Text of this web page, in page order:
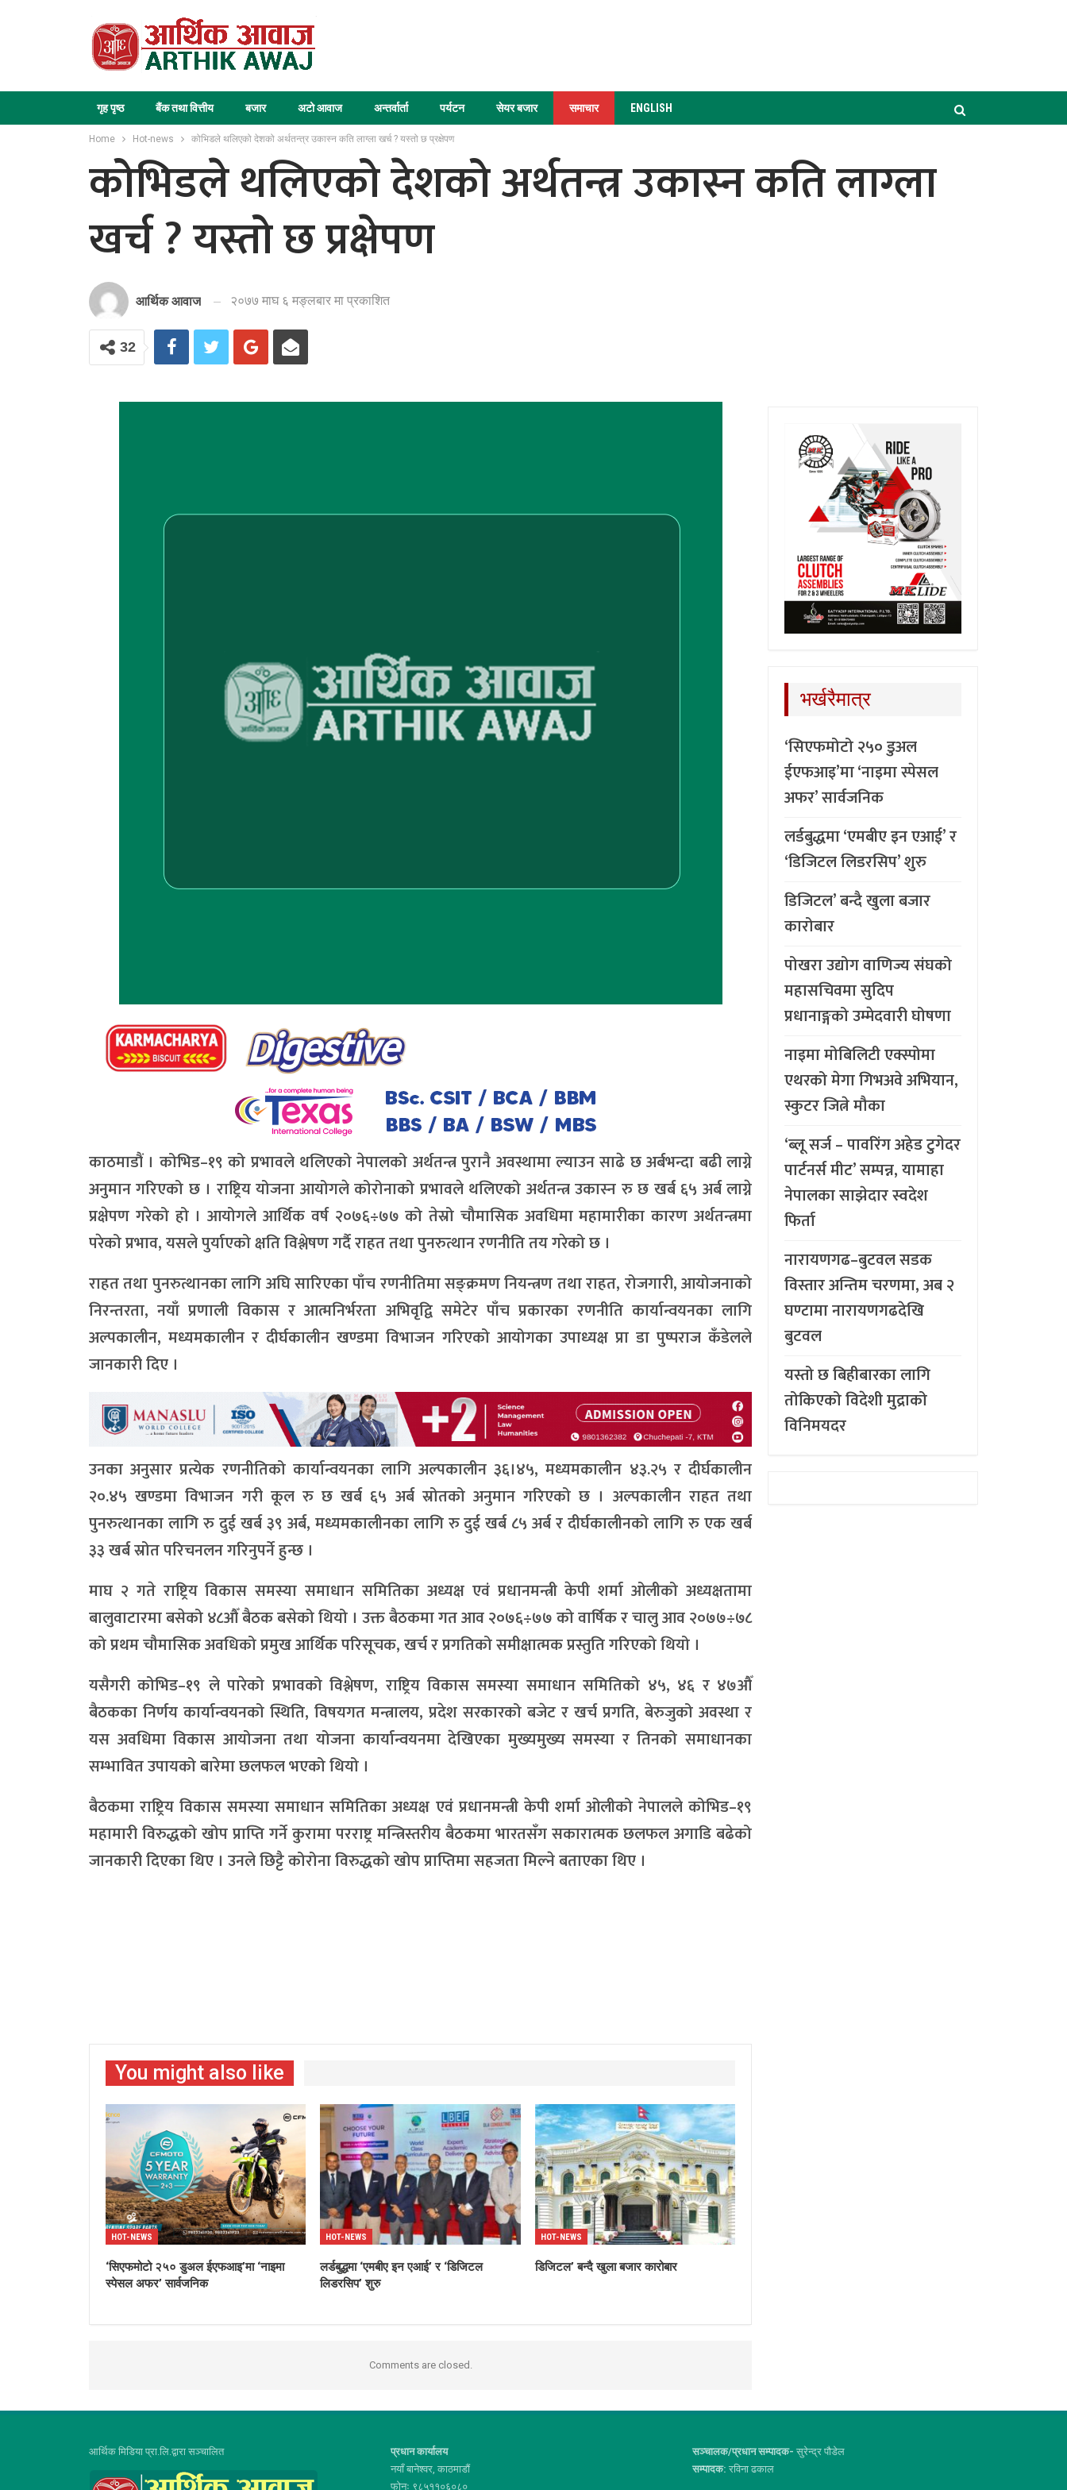
गृह पृष्ठ बैंक तथा वित्तीय बजार अटो आवाज अन्तर्वार्ता पर्यटन सेयर बजार समाचार ENGLISH
Home Hot-news कोभिडले थलिएको देशको अर्थतन्त्र उकास्न कति लाग्ला खर्च ? यस्तो छ प्रक्षेपण
कोभिडले थलिएको देशको अर्थतन्त्र उकास्न कति लाग्ला
खर्च ? यस्तो छ प्रक्षेपण
आर्थिक आवाज २०७७ माघ ६ मङ्लबार मा प्रकाशित
32
काठमाडौं । कोभिड–१९ को प्रभावले थलिएको नेपालको अर्थतन्त्र पुरानै अवस्थामा ल्याउन साढे छ अर्बभन्दा बढी लाग्ने
अनुमान गरिएको छ । राष्ट्रिय योजना आयोगले कोरोनाको प्रभावले थलिएको अर्थतन्त्र उकास्न रु छ खर्ब ६५ अर्ब लाग्ने
प्रक्षेपण गरेको हो । आयोगले आर्थिक वर्ष २०७६÷७७ को तेस्रो चौमासिक अवधिमा महामारीका कारण अर्थतन्त्रमा
परेको प्रभाव, यसले पुर्याएको क्षति विश्लेषण गर्दै राहत तथा पुनरुत्थान रणनीति तय गरेको छ ।
राहत तथा पुनरुत्थानका लागि अघि सारिएका पाँच रणनीतिमा सङ्क्रमण नियन्त्रण तथा राहत, रोजगारी, आयोजनाको
निरन्तरता, नयाँ प्रणाली विकास र आत्मनिर्भरता अभिवृद्वि समेटेर पाँच प्रकारका रणनीति कार्यान्वयनका लागि
अल्पकालीन, मध्यमकालीन र दीर्घकालीन खण्डमा विभाजन गरिएको आयोगका उपाध्यक्ष प्रा डा पुष्पराज कँडेलले
जानकारी दिए ।
उनका अनुसार प्रत्येक रणनीतिको कार्यान्वयनका लागि अल्पकालीन ३६।४५, मध्यमकालीन ४३.२५ र दीर्घकालीन
२०.४५ खण्डमा विभाजन गरी कूल रु छ खर्ब ६५ अर्ब स्रोतको अनुमान गरिएको छ । अल्पकालीन राहत तथा
पुनरुत्थानका लागि रु दुई खर्ब ३९ अर्ब, मध्यमकालीनका लागि रु दुई खर्ब ८५ अर्ब र दीर्घकालीनको लागि रु एक खर्ब
३३ खर्ब स्रोत परिचनलन गरिनुपर्ने हुन्छ ।
माघ २ गते राष्ट्रिय विकास समस्या समाधान समितिका अध्यक्ष एवं प्रधानमन्त्री केपी शर्मा ओलीको अध्यक्षतामा
बालुवाटारमा बसेको ४८औँ बैठक बसेको थियो । उक्त बैठकमा गत आव २०७६÷७७ को वार्षिक र चालु आव २०७७÷७८
को प्रथम चौमासिक अवधिको प्रमुख आर्थिक परिसूचक, खर्च र प्रगतिको समीक्षात्मक प्रस्तुति गरिएको थियो ।
यसैगरी कोभिड–१९ ले पारेको प्रभावको विश्लेषण, राष्ट्रिय विकास समस्या समाधान समितिको ४५, ४६ र ४७औँ
बैठकका निर्णय कार्यान्वयनको स्थिति, विषयगत मन्त्रालय, प्रदेश सरकारको बजेट र खर्च प्रगति, बेरुजुको अवस्था र
यस अवधिमा विकास आयोजना तथा योजना कार्यान्वयनमा देखिएका मुख्यमुख्य समस्या र तिनको समाधानका
सम्भावित उपायको बारेमा छलफल भएको थियो ।
बैठकमा राष्ट्रिय विकास समस्या समाधान समितिका अध्यक्ष एवं प्रधानमन्त्री केपी शर्मा ओलीको नेपालले कोभिड–१९
महामारी विरुद्धको खोप प्राप्ति गर्ने कुरामा परराष्ट्र मन्त्रिस्तरीय बैठकमा भारतसँग सकारात्मक छलफल अगाडि बढेको
जानकारी दिएका थिए । उनले छिट्टै कोरोना विरुद्धको खोप प्राप्तिमा सहजता मिल्ने बताएका थिए ।
You might also like
HOT-NEWS
‘सिएफमोटो २५० डुअल ईएफआइ’मा ‘नाइमा
स्पेसल अफर’ सार्वजनिक
HOT-NEWS
लर्डबुद्धमा ‘एमबीए इन एआई’ र ‘डिजिटल
लिडरसिप’ शुरु
HOT-NEWS
डिजिटल’ बन्दै खुला बजार कारोबार
Comments are closed.
भर्खरैमात्र
‘सिएफमोटो २५० डुअल
ईएफआइ’मा ‘नाइमा स्पेसल
अफर’ सार्वजनिक
लर्डबुद्धमा ‘एमबीए इन एआई’ र
‘डिजिटल लिडरसिप’ शुरु
डिजिटल’ बन्दै खुला बजार
कारोबार
पोखरा उद्योग वाणिज्य संघको
महासचिवमा सुदिप
प्रधानाङ्गको उम्मेदवारी घोषणा
नाइमा मोबिलिटी एक्स्पोमा
एथरको मेगा गिभअवे अभियान,
स्कुटर जित्ने मौका
‘ब्लू सर्ज – पावरिंग अहेड टुगेदर
पार्टनर्स मीट’ सम्पन्न, यामाहा
नेपालका साझेदार स्वदेश
फिर्ता
नारायणगढ–बुटवल सडक
विस्तार अन्तिम चरणमा, अब २
घण्टामा नारायणगढदेखि
बुटवल
यस्तो छ बिहीबारका लागि
तोकिएको विदेशी मुद्राको
विनिमयदर
आर्थिक मिडिया प्रा.लि.द्वारा सञ्चालित
प्रधान कार्यालय
नयाँ बानेश्वर, काठमाडौं
फोनः ९८५११०६०८०
सञ्चालक/प्रधान सम्पादक- सुरेन्द्र पौडेल
सम्पादक: रविना ढकाल